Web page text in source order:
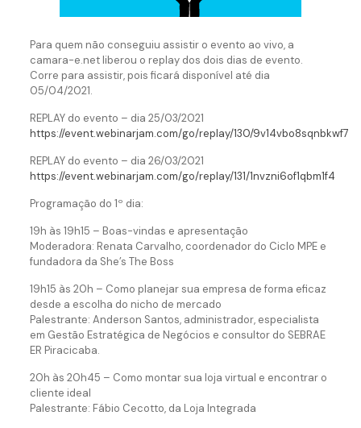
Para quem não conseguiu assistir o evento ao vivo, a
camara-e.net liberou o replay dos dois dias de evento.
Corre para assistir, pois ficará disponível até dia
05/04/2021.
REPLAY do evento – dia 25/03/2021
https://event.webinarjam.com/go/replay/130/9v14vbo8sqnbkwf7
REPLAY do evento – dia 26/03/2021
https://event.webinarjam.com/go/replay/131/1nvzni6of1qbm1f4
Programação do 1º dia:
19h às 19h15 – Boas-vindas e apresentação
Moderadora: Renata Carvalho, coordenador do Ciclo MPE e
fundadora da She’s The Boss
19h15 às 20h – Como planejar sua empresa de forma eficaz
desde a escolha do nicho de mercado
Palestrante: Anderson Santos, administrador, especialista
em Gestão Estratégica de Negócios e consultor do SEBRAE
ER Piracicaba.
20h às 20h45 – Como montar sua loja virtual e encontrar o
cliente ideal
Palestrante: Fábio Cecotto, da Loja Integrada